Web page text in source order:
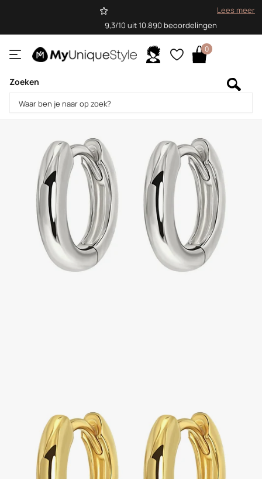
9,3/10 uit 10.890 beoordelingen
Lees meer
Zoeken
0